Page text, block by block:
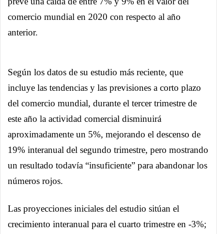
comercio mundial en 2020 con respecto al año
anterior.
Según los datos de su estudio más reciente, que
incluye las tendencias y las previsiones a corto plazo
del comercio mundial, durante el tercer trimestre de
este año la actividad comercial disminuirá
aproximadamente un 5%, mejorando el descenso de
19% interanual del segundo trimestre, pero mostrando
un resultado todavía “insuficiente” para abandonar los
números rojos.
Las proyecciones iniciales del estudio sitúan el
crecimiento interanual para el cuarto trimestre en -3%;